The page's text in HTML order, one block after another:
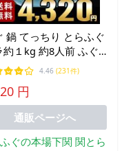
鍋 てっちり とらふぐ
約１kg 約8人前 ふぐ
げ
4.46 (231件)
円
通販ページへ
ふぐの本場下関 関とら